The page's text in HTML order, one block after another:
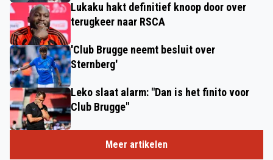
Lukaku hakt definitief knoop door over
terugkeer naar RSCA
'Club Brugge neemt besluit over
Sternberg'
Leko slaat alarm: "Dan is het finito voor
Club Brugge"
Meer artikelen